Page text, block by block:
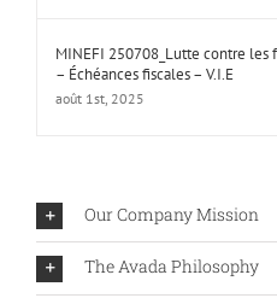
MINEFI 250708_Lutte contre les
– Échéances fiscales – V.I.E
août 1st, 2025
Our Company Mission
The Avada Philosophy